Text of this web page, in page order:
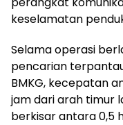
keselamatan
Selama operasi
pencarian
BMKG, kecepatan
jam dari arah timur
berkisar antara 0,5